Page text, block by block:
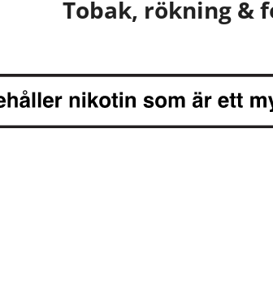
Tobak, rökning &